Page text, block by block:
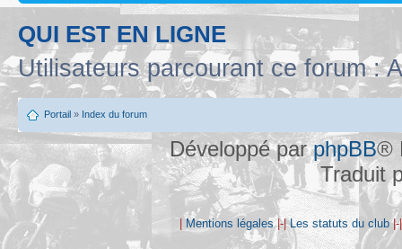
QUI EST EN LIGNE
Utilisateurs parcourant ce forum :
Portail » Index du forum
Développé parphpBB®
Traduit
Mentions légales|-|Les statuts du club